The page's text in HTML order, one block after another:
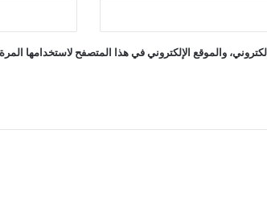
والموقع الإلكتروني في هذا المتصفح لاستخدامها